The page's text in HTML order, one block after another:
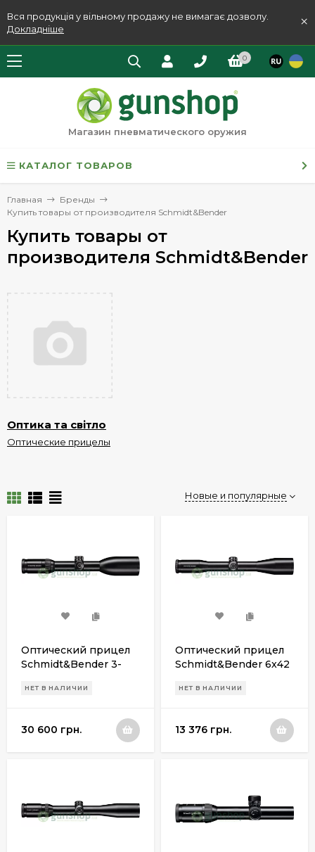
Вся продукція у вільному продажу не вимагає дозволу.
Докладніше
×
0
Магазин пневматического оружия
КАТАЛОГ ТОВАРОВ
Главная
Бренды
Купить товары от производителя Schmidt&Bender
Купить товары от
производителя Schmidt&Bender
Оптика та світло
Оптические прицелы
Новые и популярные
Оптический прицел
Schmidt&Bender 3-
НЕТ В НАЛИЧИИ
30 600 грн.
Оптический прицел
Schmidt&Bender 6x42
НЕТ В НАЛИЧИИ
13 376 грн.